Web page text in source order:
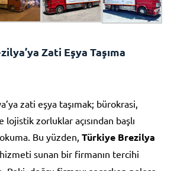
Zati Eşya Taşıma
zati eşya taşımak; bürokrasi,
zorluklar açısından başlı
Bu yüzden, Türkiye Brezilya
hizmeti sunan bir firmanın tercihi